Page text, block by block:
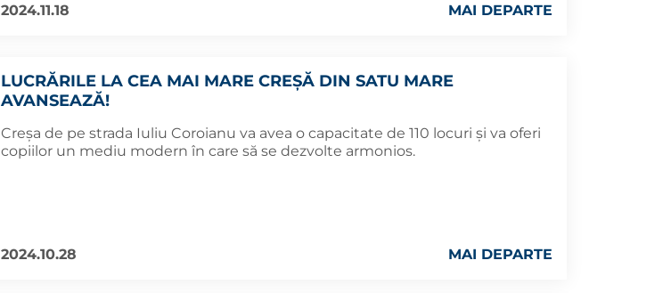
2024.11.18 MAI DEPARTE
LUCRĂRILE LA CEA MAI MARE CREȘĂ DIN SATU MARE
AVANSEAZĂ!
Creșa de pe strada Iuliu Coroianu va avea o capacitate de 110 locuri și va oferi
copiilor un mediu modern în care să se dezvolte armonios.
2024.10.28 MAI DEPARTE